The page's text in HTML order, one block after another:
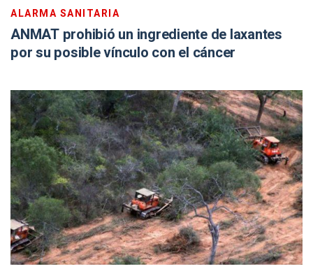
ALARMA SANITARIA
ANMAT prohibió un ingrediente de laxantes
por su posible vínculo con el cáncer